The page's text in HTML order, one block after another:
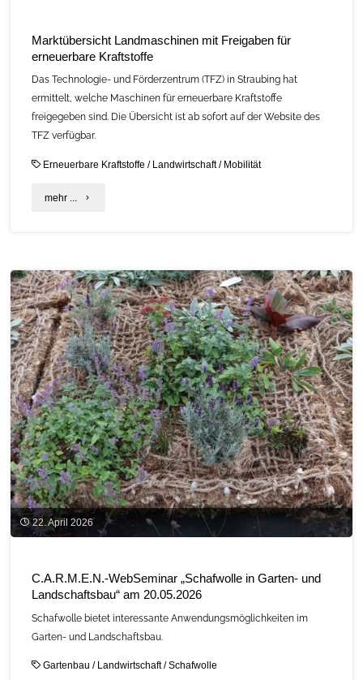
Marktübersicht Landmaschinen mit Freigaben für
erneuerbare Kraftstoffe
Das Technologie- und Förderzentrum (TFZ) in Straubing hat
ermittelt, welche Maschinen für erneuerbare Kraftstoffe
freigegeben sind. Die Übersicht ist ab sofort auf der Website des
TFZ verfügbar.
Erneuerbare Kraftstoffe / Landwirtschaft/ Mobilität
mehr ... "Marktübersicht
Freigaben
für
erneuerbare
Kraftstoffe"
22. April 2026
C.A.R.M.E.N.-WebSeminar „Schafwolle in Garten- und
Landschaftsbau“ am 20.05.2026
Schafwolle bietet interessante Anwendungsmöglichkeiten im
Garten- und Landschaftsbau.
Gartenbau / Landwirtschaft/Schafwolle